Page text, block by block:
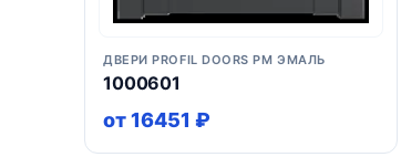
ДВЕРИ PROFIL DOORS PM ЭМАЛЬ
1000601
от 16451 ₽